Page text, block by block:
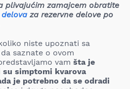
plivajućim zamajcem obratite
za rezervne delove po
niste upoznati sa
saznate o ovom
vam šta je
su simptomi kvarova
je potrebno da se odradi